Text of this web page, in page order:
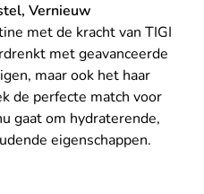
Vernieuw
met de kracht van TIGI
met geavanceerde
maar ook het haar
de perfecte match voor
gaat om hydraterende,
eigenschappen.